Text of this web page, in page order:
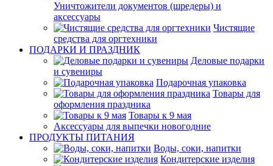
Уничтожители документов (шредеры) и
аксессуары
Чистящие
средства для оргтехники
ПОДАРКИ И ПРАЗДНИК
Деловые подарки
и сувениры
Подарочная упаковка
Товары для
оформления праздника
Товары к 9 мая
Аксессуары для выпечки новогодние
ПРОДУКТЫ ПИТАНИЯ
Воды, соки, напитки
Кондитерские изделия